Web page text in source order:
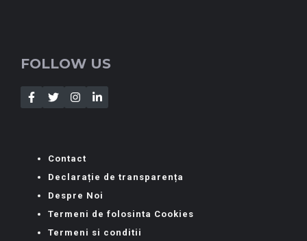
FOLLOW US
Contact
Declarație de transparența
Despre Noi
Termeni de folosinta Cookies
Termeni si conditii